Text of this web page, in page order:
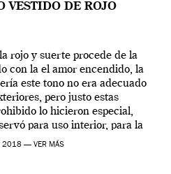
VESTIDO DE ROJO
rojo y suerte procede de la
con la el amor encendido, la
este tono no era adecuado
pero justo estas
lo hicieron especial,
para uso interior, para la
[…]
2018 — VER MÁS